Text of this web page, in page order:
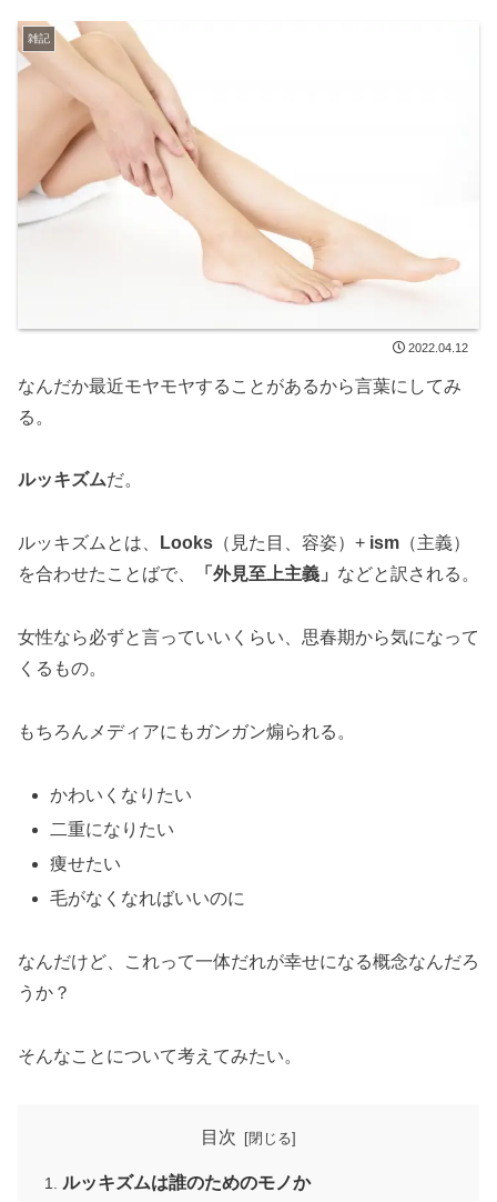
雑記
2022.04.12
なんだか最近モヤモヤすることがあるから言葉にしてみ
る。
ルッキズムだ。
ルッキズムとは、 Looks （見た目、容姿）+ ism （主義）
を合わせたことばで、
「外見至上主義」 などと訳される。
女性なら必ずと言っていいくらい、思春期から気になって
くるもの。
もちろんメディアにもガンガン煽られる。
かわいくなりたい
二重になりたい
痩せたい
毛がなくなればいいのに
なんだけど、これって一体だれが幸せになる概念なんだろ
うか？
そんなことについて考えてみたい。
目次
ルッキズムは誰のためのモノか